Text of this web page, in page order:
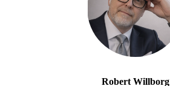
Robert Willborg